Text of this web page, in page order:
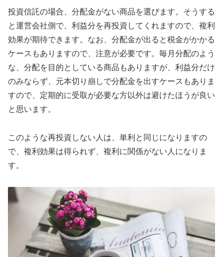
投資信託の場合、分配金がない商品を選びます。そうする
と運営会社側で、利益分を再投資してくれますので、複利
効果が期待できます。なお、分配金が出ると税金がかかる
ケースもありますので、注意が必要です。毎月分配のよう
な、分配を目的としている商品もありますが、利益分だけ
のみならず、元本切り崩しで分配金を出すケースもありま
すので、定期的に受取が必要な方以外は避けたほうが良い
と思います。
このような再投資しない人は、単利と同じになりますの
で、複利効果は得られず、複利に関係がない人になりま
す。